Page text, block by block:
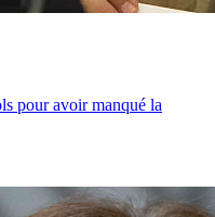
pour avoir manqué la